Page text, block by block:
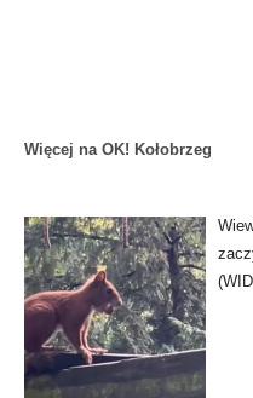
Więcej na OK! Kołobrzeg